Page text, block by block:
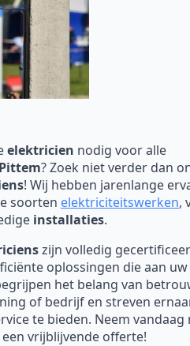
elektricien nodig voor alle
? Zoek niet verder dan
! Wij hebben jarenlange
soorten elektriciteitswerken,
installaties.
zijn volledig
oplossingen die aan uw
het belang van
of bedrijf en streven
te bieden. Neem vandaag
vrijblijvende offerte!